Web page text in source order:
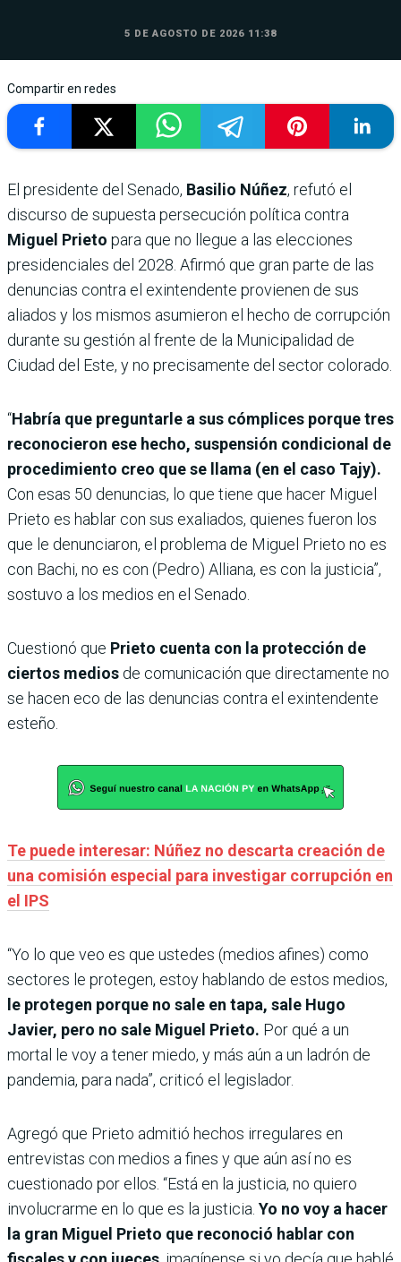
5 DE AGOSTO DE 2026 11:38
Compartir en redes
El presidente del Senado, Basilio Núñez, refutó el
discurso de supuesta persecución política contra
Miguel Prieto para que no llegue a las elecciones
presidenciales del 2028. Afirmó que gran parte de las
denuncias contra el exintendente provienen de sus
aliados y los mismos asumieron el hecho de corrupción
durante su gestión al frente de la Municipalidad de
Ciudad del Este, y no precisamente del sector colorado.
“Habría que preguntarle a sus cómplices porque tres
reconocieron ese hecho, suspensión condicional de
procedimiento creo que se llama (en el caso Tajy).
Con esas 50 denuncias, lo que tiene que hacer Miguel
Prieto es hablar con sus exaliados, quienes fueron los
que le denunciaron, el problema de Miguel Prieto no es
con Bachi, no es con (Pedro) Alliana, es con la justicia”,
sostuvo a los medios en el Senado.
Cuestionó que Prieto cuenta con la protección de
ciertos medios de comunicación que directamente no
se hacen eco de las denuncias contra el exintendente
esteño.
Te puede interesar: Núñez no descarta creación de
una comisión especial para investigar corrupción en
el IPS
“Yo lo que veo es que ustedes (medios afines) como
sectores le protegen, estoy hablando de estos medios,
le protegen porque no sale en tapa, sale Hugo
Javier, pero no sale Miguel Prieto. Por qué a un
mortal le voy a tener miedo, y más aún a un ladrón de
pandemia, para nada”, criticó el legislador.
Agregó que Prieto admitió hechos irregulares en
entrevistas con medios a fines y que aún así no es
cuestionado por ellos. “Está en la justicia, no quiero
involucrarme en lo que es la justicia. Yo no voy a hacer
la gran Miguel Prieto que reconoció hablar con